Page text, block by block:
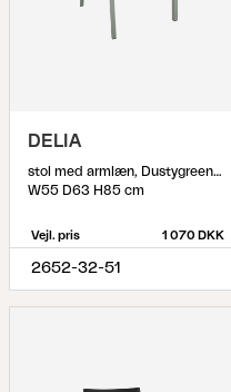
DELIA
stol med armlæn, Dustygreen_Offwhite
W55 D63 H85 cm
Vejl. pris 1 070 DKK
2652-32-51